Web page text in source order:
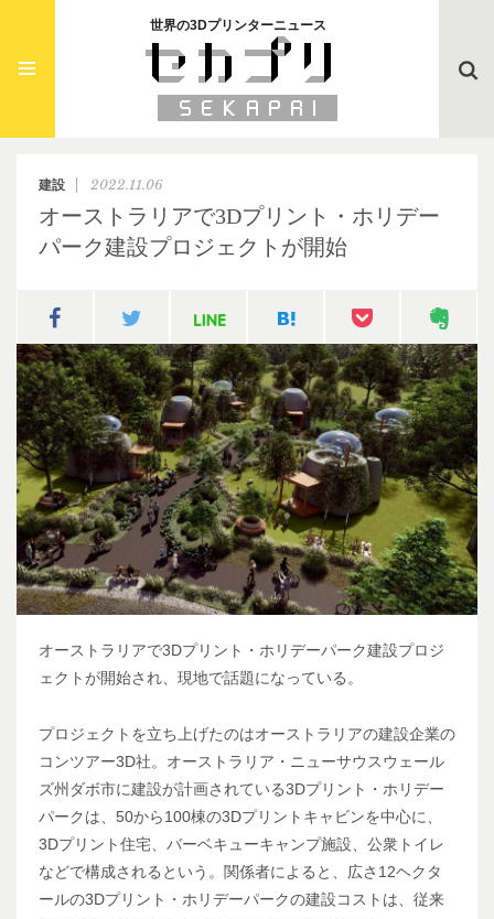
世界の3Dプリンターニュース
建設 2022.11.06
オーストラリアで3Dプリント・ホリデー
パーク建設プロジェクトが開始
オーストラリアで3Dプリント・ホリデーパーク建設プロジ
ェクトが開始され、現地で話題になっている。
プロジェクトを立ち上げたのはオーストラリアの建設企業の
コンツアー3D社。オーストラリア・ニューサウスウェール
ズ州ダボ市に建設が計画されている3Dプリント・ホリデー
パークは、50から100棟の3Dプリントキャビンを中心に、
3Dプリント住宅、バーベキューキャンプ施設、公衆トイレ
などで構成されるという。関係者によると、広さ12ヘクタ
ールの3Dプリント・ホリデーパークの建設コストは、従来